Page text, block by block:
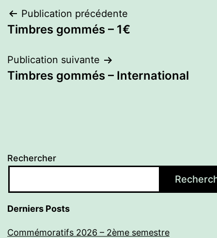
Navigation
de
l’article
Publication précédente
Timbres gommés – 1€
Publication suivante
Timbres gommés – International
Rechercher
Derniers Posts
Commémoratifs 2026 – 2ème semestre